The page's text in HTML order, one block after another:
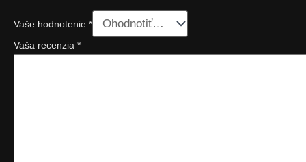
Vaše hodnotenie *
Vaša recenzia *